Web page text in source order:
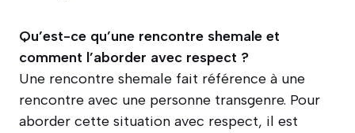
Qu’est-ce qu’une rencontre shemale et
comment l’aborder avec respect ?
Une rencontre shemale fait référence à une
rencontre avec une personne transgenre. Pour
aborder cette situation avec respect, il est